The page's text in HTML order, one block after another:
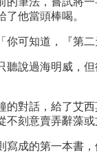
了他當頭棒喝。
可知道，『第二
說過海明威，但
對話，給了艾西
不刻意賣弄辭藻
成的第一本書，